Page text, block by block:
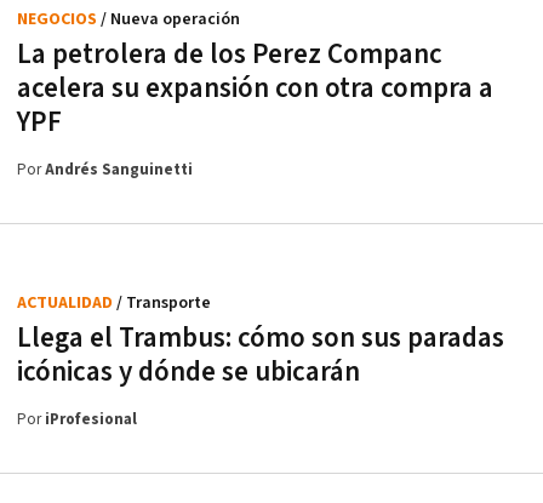
La petrolera de los Perez Companc
acelera su expansión con otra compra a
YPF
NEGOCIOS / Nueva operación
PorAndrés Sanguinetti
Llega el Trambus: cómo son sus paradas
icónicas y dónde se ubicarán
ACTUALIDAD / Transporte
PoriProfesional